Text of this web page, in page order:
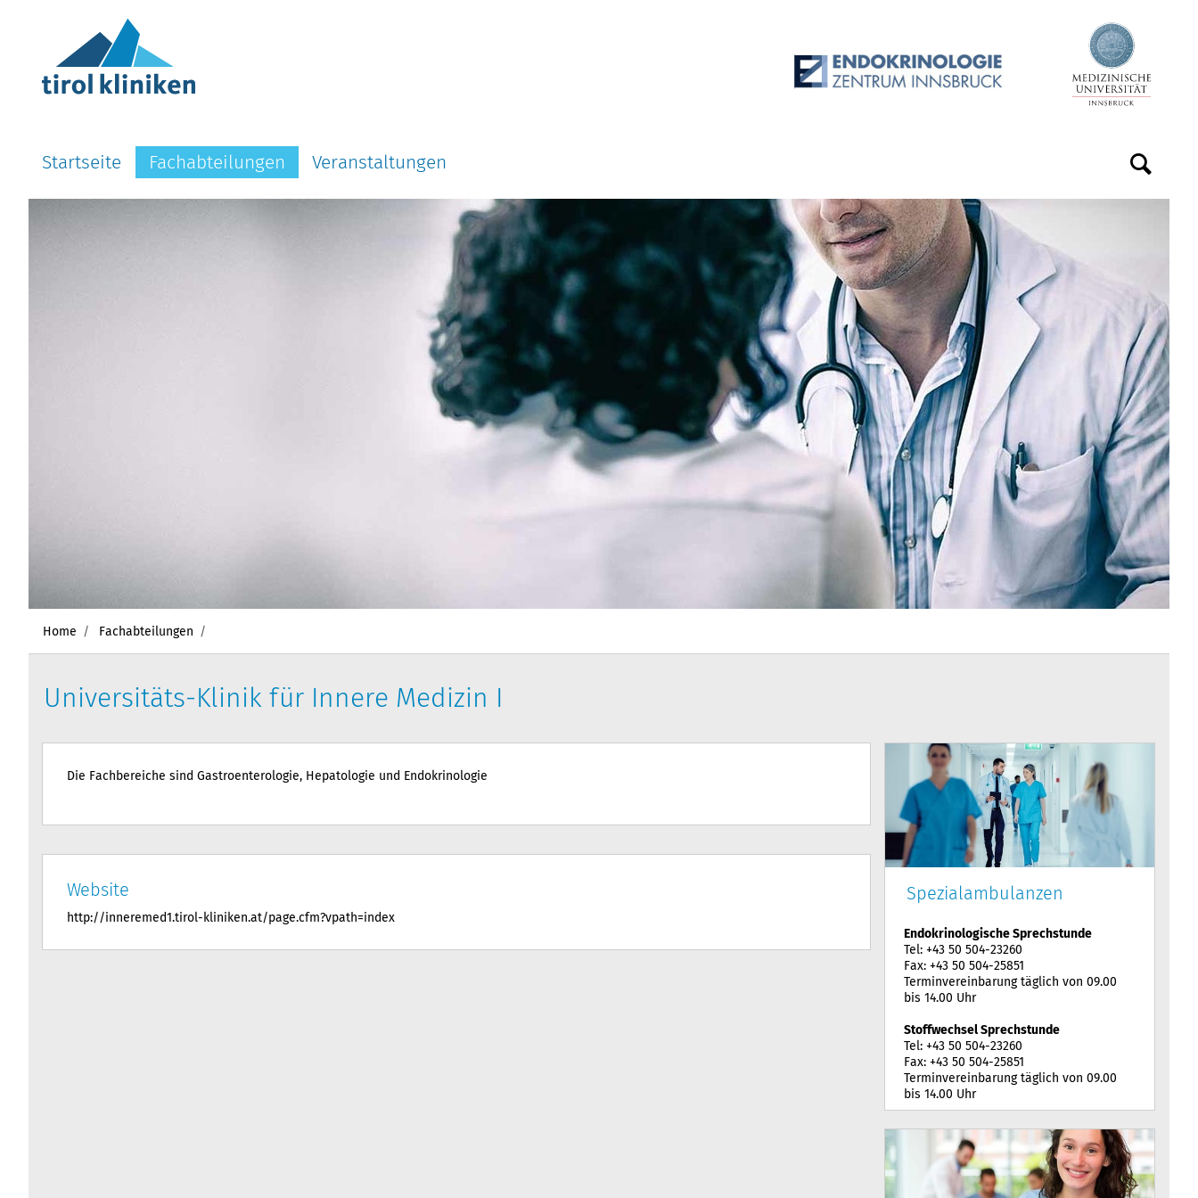
Startseite Fachabteilungen Veranstaltungen
Home Fachabteilungen
Universitäts-Klinik für Innere Medizin I
Die Fachbereiche sind Gastroenterologie, Hepatologie und Endokrinologie
Website
http://inneremed1.tirol-kliniken.at/page.cfm?vpath=index
Spezialambulanzen
Endokrinologische Sprechstunde
Tel: +43 50 504-23260
Fax: +43 50 504-25851
Terminvereinbarung täglich von 09.00
bis 14.00 Uhr
Stoffwechsel Sprechstunde
Tel: +43 50 504-23260
Fax: +43 50 504-25851
Terminvereinbarung täglich von 09.00
bis 14.00 Uhr